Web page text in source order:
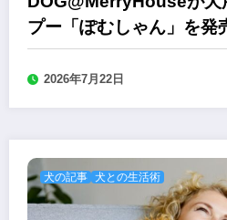
プー「ぽむしゃん」を発
2026年7月22日
犬の記事 犬との生活術